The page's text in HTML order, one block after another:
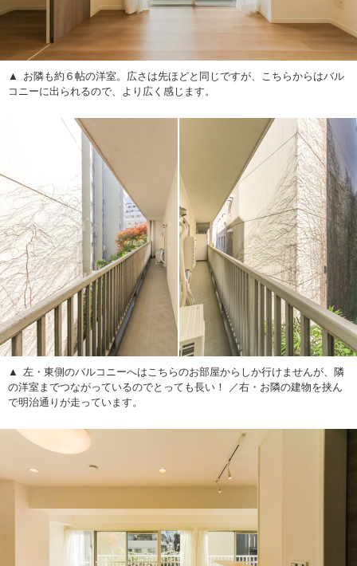
お隣も約６帖の洋室。広さは先ほどと同じですが、こちらからはバル
コニーに出られるので、より広く感じます。
左・東側のバルコニーへはこちらのお部屋からしか行けませんが、隣
の洋室までつながっているのでとっても長い！ ／右・お隣の建物を挟ん
で明治通りが走っています。